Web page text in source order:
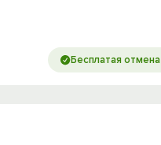
Бесплатая отмена